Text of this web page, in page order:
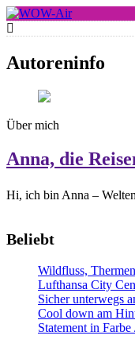
Skip
to
content
WOW-Air
Autoreninfo
Über mich
Anna, die
Hi, ich bin Anna –
Beliebt
Wildfluss,
Lufthansa City
Sicher unterwegs
Cool down am
Statement in